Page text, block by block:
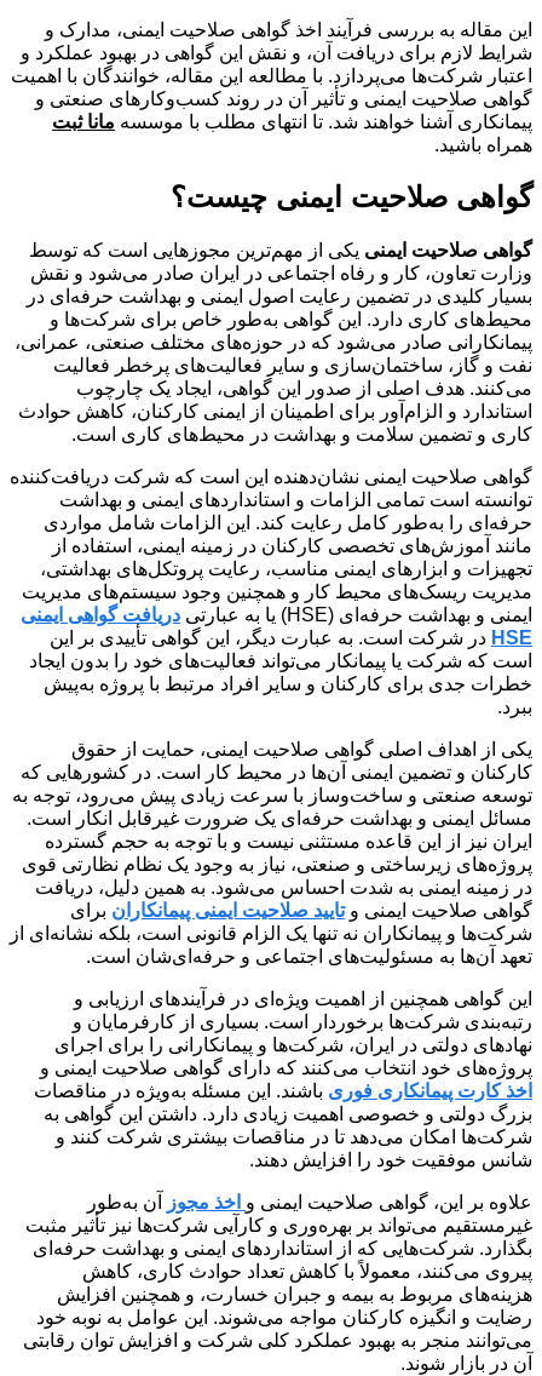
این مقاله به بررسی فرآیند اخذ گواهی صلاحیت ایمنی، مدارک و
شرایط لازم برای دریافت آن، و نقش این گواهی در بهبود عملکرد و
اعتبار شرکت‌ها می‌پردازد. با مطالعه این مقاله، خوانندگان با اهمیت
گواهی صلاحیت ایمنی و تأثیر آن در روند کسب‌وکارهای صنعتی و
پیمانکاری آشنا خواهند شد. تا انتهای مطلب با موسسه مانا ثبت
همراه باشید.
گواهی صلاحیت ایمنی چیست؟
گواهی صلاحیت ایمنی یکی از مهم‌ترین مجوزهایی است که توسط
وزارت تعاون، کار و رفاه اجتماعی در ایران صادر می‌شود و نقش
بسیار کلیدی در تضمین رعایت اصول ایمنی و بهداشت حرفه‌ای در
محیط‌های کاری دارد. این گواهی به‌طور خاص برای شرکت‌ها و
پیمانکارانی صادر می‌شود که در حوزه‌های مختلف صنعتی، عمرانی،
نفت و گاز، ساختمان‌سازی و سایر فعالیت‌های پرخطر فعالیت
می‌کنند. هدف اصلی از صدور این گواهی، ایجاد یک چارچوب
استاندارد و الزام‌آور برای اطمینان از ایمنی کارکنان، کاهش حوادث
کاری و تضمین سلامت و بهداشت در محیط‌های کاری است.
گواهی صلاحیت ایمنی نشان‌دهنده این است که شرکت دریافت‌کننده
توانسته است تمامی الزامات و استانداردهای ایمنی و بهداشت
حرفه‌ای را به‌طور کامل رعایت کند. این الزامات شامل مواردی
مانند آموزش‌های تخصصی کارکنان در زمینه ایمنی، استفاده از
تجهیزات و ابزارهای ایمنی مناسب، رعایت پروتکل‌های بهداشتی،
مدیریت ریسک‌های محیط کار و همچنین وجود سیستم‌های مدیریت
ایمنی و بهداشت حرفه‌ای (HSE) یا به عبارتی
دریافت گواهی ایمنی
HSE در شرکت است. به عبارت دیگر، این گواهی تأییدی بر این
است که شرکت یا پیمانکار می‌تواند فعالیت‌های خود را بدون ایجاد
خطرات جدی برای کارکنان و سایر افراد مرتبط با پروژه به‌پیش
ببرد.
یکی از اهداف اصلی گواهی صلاحیت ایمنی، حمایت از حقوق
کارکنان و تضمین ایمنی آن‌ها در محیط کار است. در کشورهایی که
توسعه صنعتی و ساخت‌وساز با سرعت زیادی پیش می‌رود، توجه به
مسائل ایمنی و بهداشت حرفه‌ای یک ضرورت غیرقابل انکار است.
ایران نیز از این قاعده مستثنی نیست و با توجه به حجم گسترده
پروژه‌های زیرساختی و صنعتی، نیاز به وجود یک نظام نظارتی قوی
در زمینه ایمنی به شدت احساس می‌شود. به همین دلیل، دریافت
گواهی صلاحیت ایمنی وتایید صلاحیت ایمنی پیمانکاران برای
شرکت‌ها و پیمانکاران نه تنها یک الزام قانونی است، بلکه نشانه‌ای از
تعهد آن‌ها به مسئولیت‌های اجتماعی و حرفه‌ای‌شان است.
این گواهی همچنین از اهمیت ویژه‌ای در فرآیندهای ارزیابی و
رتبه‌بندی شرکت‌ها برخوردار است. بسیاری از کارفرمایان و
نهادهای دولتی در ایران، شرکت‌ها و پیمانکارانی را برای اجرای
پروژه‌های خود انتخاب می‌کنند که دارای گواهی صلاحیت ایمنی و
اخذ کارت پیمانکاری فوری باشند. این مسئله به‌ویژه در مناقصات
بزرگ دولتی و خصوصی اهمیت زیادی دارد. داشتن این گواهی به
شرکت‌ها امکان می‌دهد تا در مناقصات بیشتری شرکت کنند و
شانس موفقیت خود را افزایش دهند.
علاوه بر این، گواهی صلاحیت ایمنی و‌ اخذ مجوز
آن به‌طور
غیرمستقیم می‌تواند بر بهره‌وری و کارآیی شرکت‌ها نیز تأثیر مثبت
بگذارد. شرکت‌هایی که از استانداردهای ایمنی و بهداشت حرفه‌ای
پیروی می‌کنند، معمولاً با کاهش تعداد حوادث کاری، کاهش
هزینه‌های مربوط به بیمه و جبران خسارت، و همچنین افزایش
رضایت و انگیزه کارکنان مواجه می‌شوند. این عوامل به نوبه خود
می‌توانند منجر به بهبود عملکرد کلی شرکت و افزایش توان رقابتی
آن در بازار شوند.